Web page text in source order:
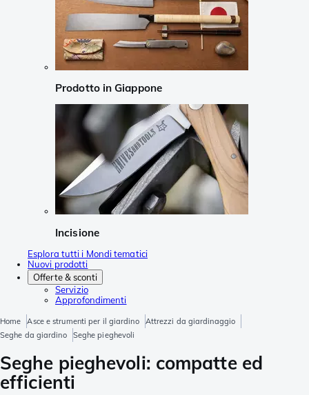
Prodotto in Giappone
Incisione
Esplora tutti i Mondi tematici
Nuovi prodotti
Offerte & sconti
Servizio
Approfondimenti
Home Asce e strumenti per il giardino
Attrezzi da giardinaggio
Seghe da giardino
Seghe pieghevoli
Seghe pieghevoli: compatte ed
efficienti